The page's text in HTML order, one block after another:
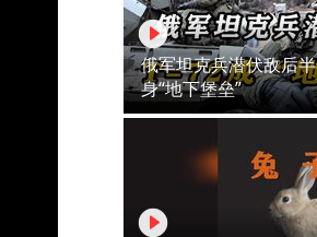
俄军坦克兵潜伏敌后
身“地下堡垒”